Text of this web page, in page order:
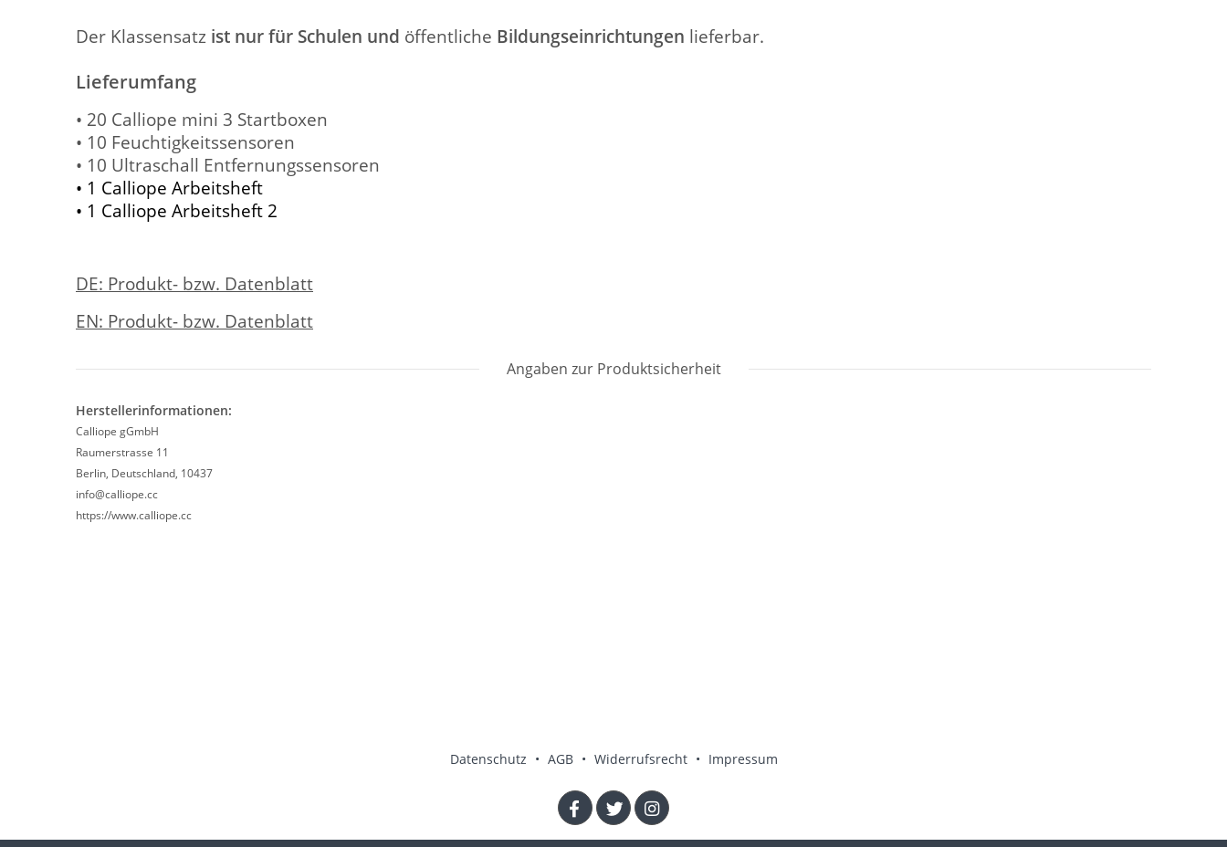
Der Klassensatz ist nur für Schulen und öffentliche Bildungseinrichtungen lieferbar.
Lieferumfang
• 20 Calliope mini 3 Startboxen
• 10 Feuchtigkeitssensoren
• 10 Ultraschall Entfernungssensoren
• 1 Calliope Arbeitsheft
• 1 Calliope Arbeitsheft 2
DE: Produkt- bzw. Datenblatt
EN: Produkt- bzw. Datenblatt
Angaben zur Produktsicherheit
Herstellerinformationen:
Calliope gGmbH
Raumerstrasse 11
Berlin, Deutschland, 10437
info@calliope.cc
https://www.calliope.cc
Datenschutz • AGB • Widerrufsrecht • Impressum